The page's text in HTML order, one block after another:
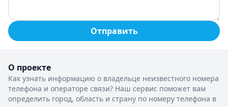
Отправить
О проекте
Как узнать информацию о владельце неизвестного номера
телефона и операторе связи? Наш сервис поможет вам
определить город, область и страну по номеру телефона в